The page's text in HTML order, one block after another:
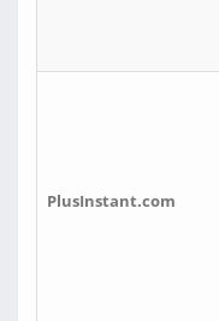
PlusInstant.com